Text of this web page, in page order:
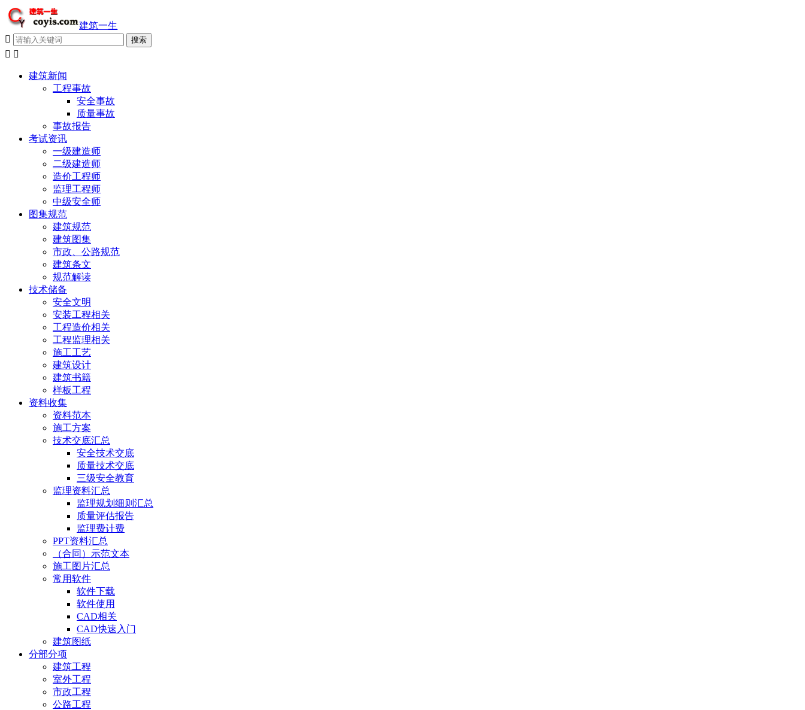
建筑一生

 
建筑新闻
工程事故
安全事故
质量事故
事故报告
考试资讯
一级建造师
二级建造师
造价工程师
监理工程师
中级安全师
图集规范
建筑规范
建筑图集
市政、公路规范
建筑条文
规范解读
技术储备
安全文明
安装工程相关
工程造价相关
工程监理相关
施工工艺
建筑设计
建筑书籍
样板工程
资料收集
资料范本
施工方案
技术交底汇总
安全技术交底
质量技术交底
三级安全教育
监理资料汇总
监理规划细则汇总
质量评估报告
监理费计费
PPT资料汇总
（合同）示范文本
施工图片汇总
常用软件
软件下载
软件使用
CAD相关
CAD快速入门
建筑图纸
分部分项
建筑工程
室外工程
市政工程
公路工程